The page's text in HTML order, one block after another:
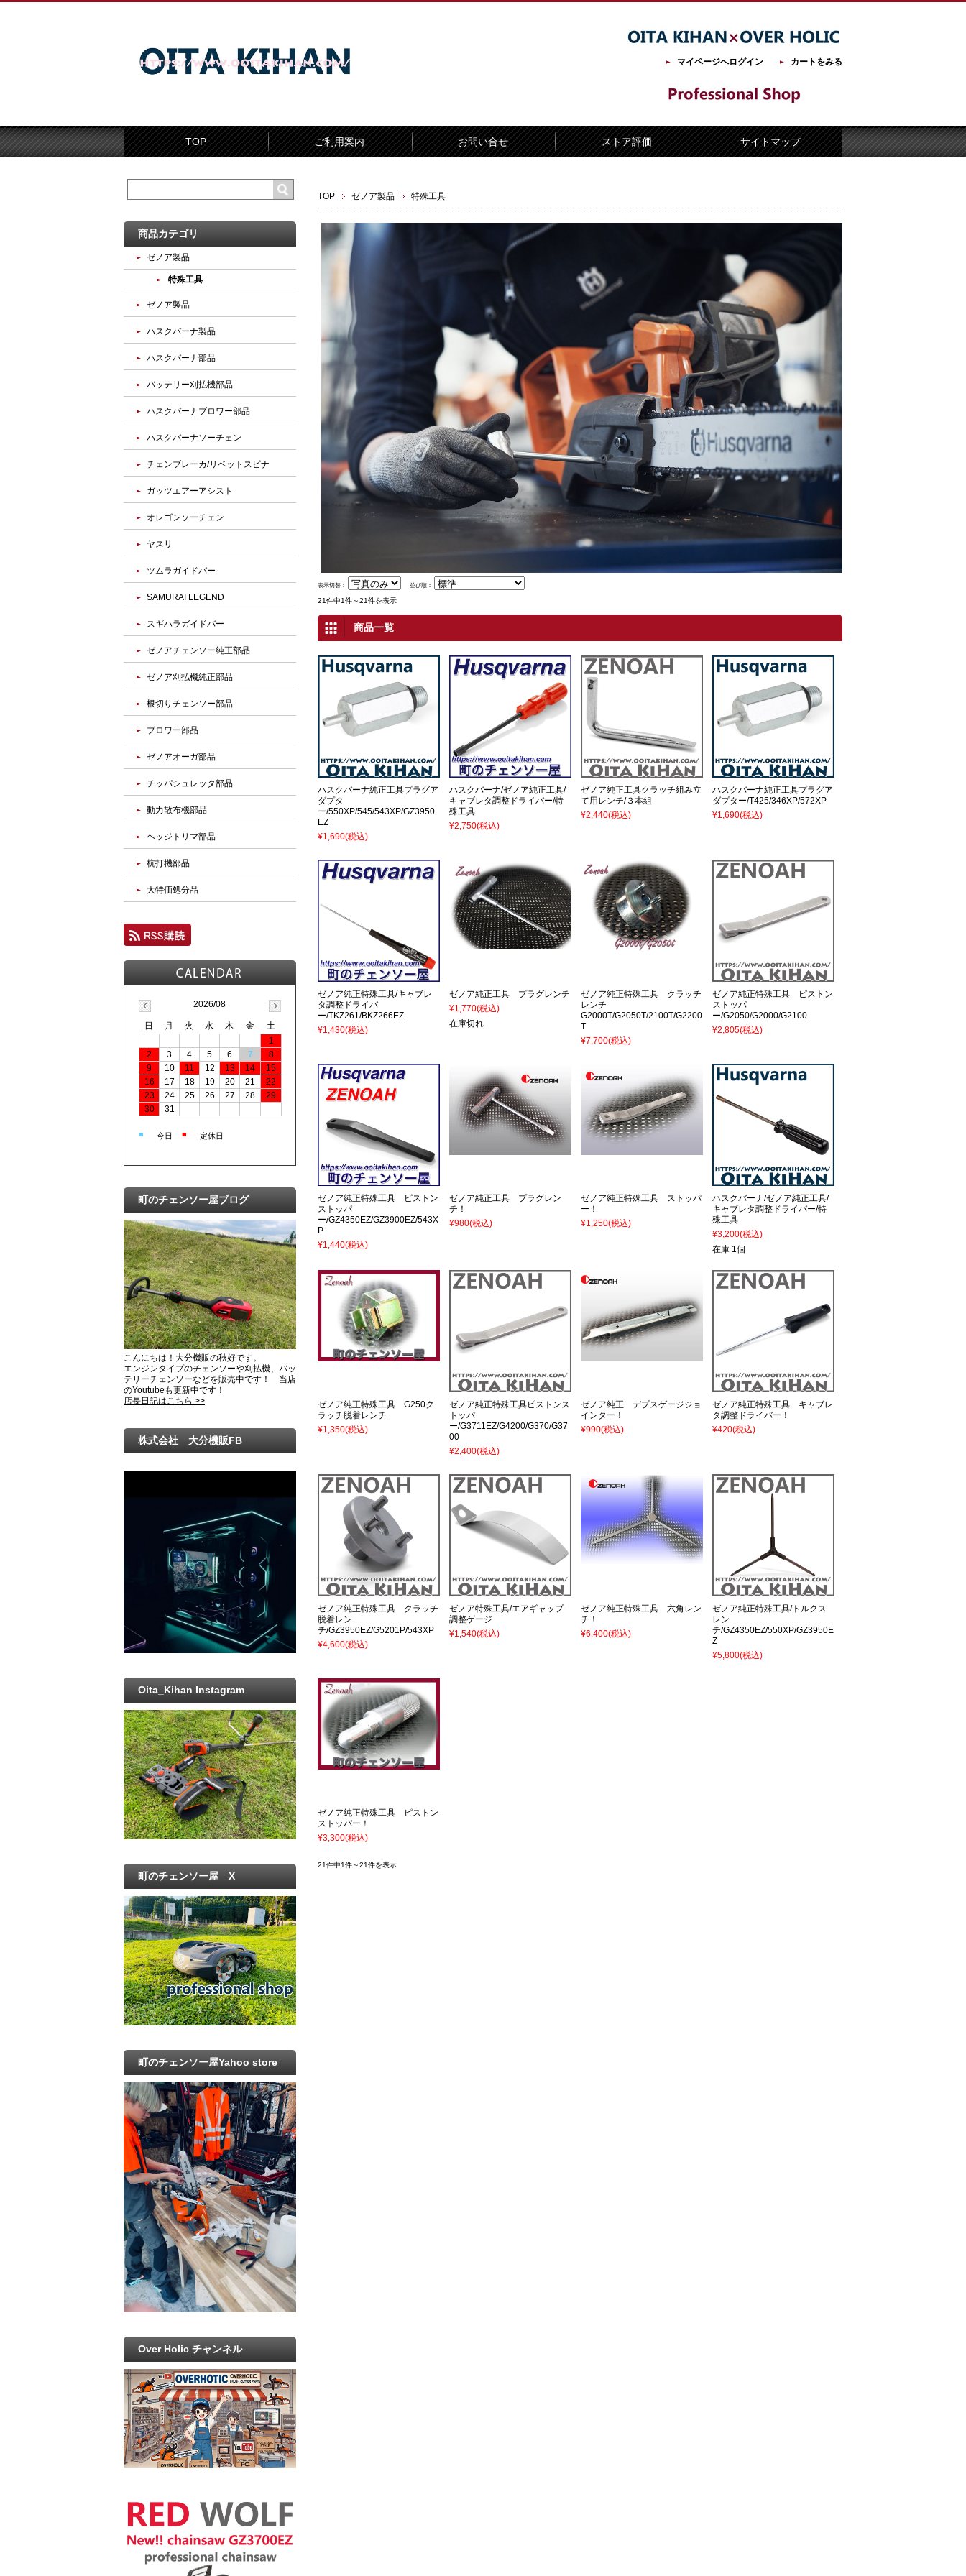
マイページへログイン カートをみる
TOP ご利用案内 お問い合せ ストア評価 サイトマップ
TOP ゼノア製品 特殊工具
表示切替： 並び順：
21件中1件～21件を表示
商品一覧
ハスクバーナ純正工具プラグア
ダプタ
ー/550XP/545/543XP/GZ3950
EZ
¥1,690(税込)
ハスクバーナ/ゼノア純正工具/
キャブレタ調整ドライバー/特
殊工具
¥2,750(税込)
ゼノア純正工具クラッチ組み立
て用レンチ/３本組
¥2,440(税込)
ハスクバーナ純正工具プラグア
ダプター/T425/346XP/572XP
¥1,690(税込)
ゼノア純正特殊工具/キャブレ
タ調整ドライバ
ー/TKZ261/BKZ266EZ
¥1,430(税込)
ゼノア純正工具 プラグレンチ
¥1,770(税込)
在庫切れ
ゼノア純正特殊工具 クラッチ
レンチ
G2000T/G2050T/2100T/G2200
T
¥7,700(税込)
ゼノア純正特殊工具 ピストン
ストッパ
ー/G2050/G2000/G2100
¥2,805(税込)
ゼノア純正特殊工具 ピストン
ストッパ
ー/GZ4350EZ/GZ3900EZ/543X
P
¥1,440(税込)
ゼノア純正工具 プラグレン
チ！
¥980(税込)
ゼノア純正特殊工具 ストッパ
ー！
¥1,250(税込)
ハスクバーナ/ゼノア純正工具/
キャブレタ調整ドライバー/特
殊工具
¥3,200(税込)
在庫 1個
ゼノア純正特殊工具 G250ク
ラッチ脱着レンチ
¥1,350(税込)
ゼノア純正特殊工具ピストンス
トッパ
ー/G3711EZ/G4200/G370/G37
00
¥2,400(税込)
ゼノア純正 デプスゲージジョ
インター！
¥990(税込)
ゼノア純正特殊工具 キャブレ
タ調整ドライバー！
¥420(税込)
ゼノア純正特殊工具 クラッチ
脱着レン
チ/GZ3950EZ/G5201P/543XP
¥4,600(税込)
ゼノア特殊工具/エアギャップ
調整ゲージ
¥1,540(税込)
ゼノア純正特殊工具 六角レン
チ！
¥6,400(税込)
ゼノア純正特殊工具/トルクス
レン
チ/GZ4350EZ/550XP/GZ3950E
Z
¥5,800(税込)
ゼノア純正特殊工具 ピストン
ストッパー！
¥3,300(税込)
21件中1件～21件を表示
商品カテゴリ
ゼノア製品
特殊工具
ゼノア製品
ハスクバーナ製品
ハスクバーナ部品
バッテリー刈払機部品
ハスクバーナブロワー部品
ハスクバーナソーチェン
チェンブレーカ/リベットスピナ
ガッツエアーアシスト
オレゴンソーチェン
ヤスリ
ツムラガイドバー
SAMURAI LEGEND
スギハラガイドバー
ゼノアチェンソー純正部品
ゼノア刈払機純正部品
根切りチェンソー部品
ブロワー部品
ゼノアオーガ部品
チッパシュレッタ部品
動力散布機部品
ヘッジトリマ部品
杭打機部品
大特価処分品
2026/08
日 月 火 水 木 金
土
1
2
3 4 5 6 7
8
9
10 11 12 13 14
15
16
17 18 19 20 21
22
23
24 25 26 27 28
29
30
31
■ 今日 ■ 定休日
町のチェンソー屋ブログ
こんにちは！大分機販の秋好です。
エンジンタイプのチェンソーや刈払機、バッ
テリーチェンソーなどを販売中です！ 当店
のYoutubeも更新中です！
店長日記はこちら >>
株式会社 大分機販FB
Oita_Kihan Instagram
町のチェンソー屋 X
町のチェンソー屋Yahoo store
Over Holic チャンネル